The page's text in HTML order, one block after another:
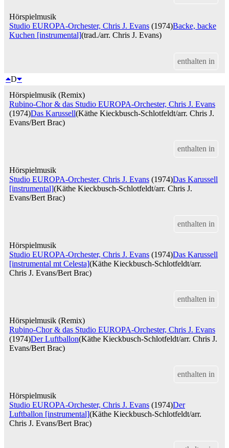
Hörspielmusik
Studio EUROPA-Orchester, Chris J. Evans (1974)Backe, backe
Kuchen [instrumental](trad./arr. Chris J. Evans)
enthalten in
D
Hörspielmusik (Remix)
Rubino-Chor & das Studio EUROPA-Orchester, Chris J. Evans
(1974)Das Karussell(Käthe Kieckbusch-Schlotfeldt/arr. Chris J.
Evans/Bert Brac)
enthalten in
Hörspielmusik
Studio EUROPA-Orchester, Chris J. Evans (1974)Das Karussell
[instrumental](Käthe Kieckbusch-Schlotfeldt/arr. Chris J.
Evans/Bert Brac)
enthalten in
Hörspielmusik
Studio EUROPA-Orchester, Chris J. Evans (1974)Das Karussell
[instrumental mt Celesta](Käthe Kieckbusch-Schlotfeldt/arr.
Chris J. Evans/Bert Brac)
enthalten in
Hörspielmusik (Remix)
Rubino-Chor & das Studio EUROPA-Orchester, Chris J. Evans
(1974)Der Luftballon(Käthe Kieckbusch-Schlotfeldt/arr. Chris J.
Evans/Bert Brac)
enthalten in
Hörspielmusik
Studio EUROPA-Orchester, Chris J. Evans (1974)Der
Luftballon [instrumental](Käthe Kieckbusch-Schlotfeldt/arr.
Chris J. Evans/Bert Brac)